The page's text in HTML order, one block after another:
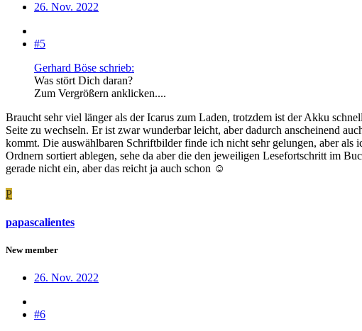
26. Nov. 2022
#5
Gerhard Böse schrieb:
Was stört Dich daran?
Zum Vergrößern anklicken....
Braucht sehr viel länger als der Icarus zum Laden, trotzdem ist der Akku
Seite zu wechseln. Er ist zwar wunderbar leicht, aber dadurch anscheinend
kommt. Die auswählbaren Schriftbilder finde ich nicht sehr gelungen, aber
Ordnern sortiert ablegen, sehe da aber die den jeweiligen Lesefortschritt im
gerade nicht ein, aber das reicht ja auch schon ☺
P
papascalientes
New member
26. Nov. 2022
#6